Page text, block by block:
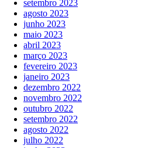
setembro 2023
agosto 2023
junho 2023
maio 2023
abril 2023
março 2023
fevereiro 2023
janeiro 2023
dezembro 2022
novembro 2022
outubro 2022
setembro 2022
agosto 2022
julho 2022